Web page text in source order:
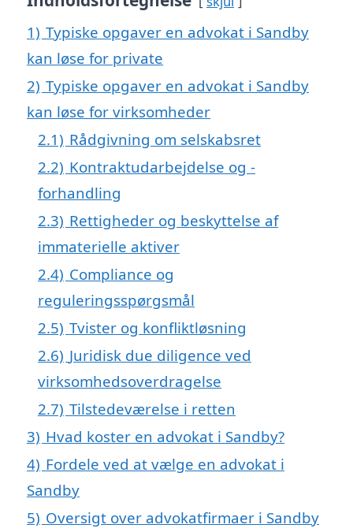
1) Typiske opgaver en advokat i Sandby
kan løse for private
2) Typiske opgaver en advokat i Sandby
kan løse for virksomheder
2.1) Rådgivning om selskabsret
2.2) Kontraktudarbejdelse og -
forhandling
2.3) Rettigheder og beskyttelse af
immaterielle aktiver
2.4) Compliance og
reguleringsspørgsmål
2.5) Tvister og konfliktløsning
2.6) Juridisk due diligence ved
virksomhedsoverdragelse
2.7) Tilstedeværelse i retten
3) Hvad koster en advokat i Sandby?
4) Fordele ved at vælge en advokat i
Sandby
5) Oversigt over advokatfirmaer i Sandby